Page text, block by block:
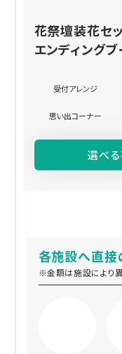
花祭壇装花セッ
エンディングブ
受付アレンジ
思い出コーナー
選べ
各施設へ直接
※金額は施設により